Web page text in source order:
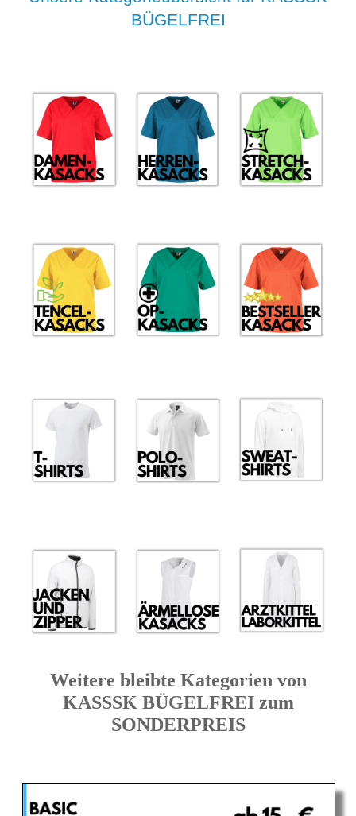
BÜGELFREI
Weitere bleibte Kategorien von
KASSSK BÜGELFREI zum
SONDERPREIS